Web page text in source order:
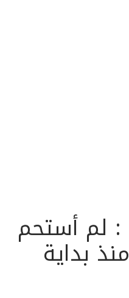
: لم أستحم
بداية